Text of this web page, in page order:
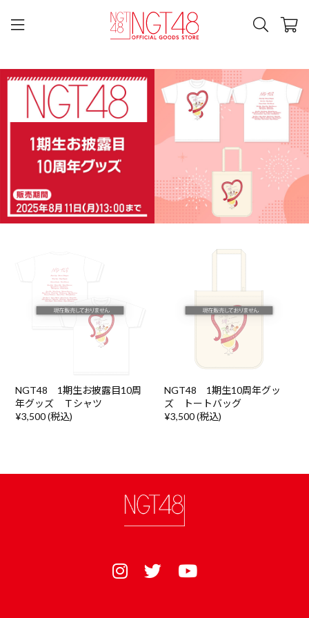
NGT48 1期生お披露目10周
年グッズ Ｔシャツ
¥3,500 (税込)
NGT48 1期生10周年グッ
ズ トートバッグ
¥3,500 (税込)